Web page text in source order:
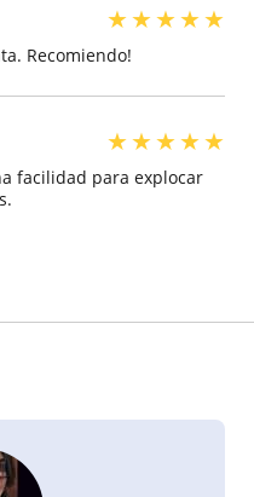
★★★★★
Recomiendo!
★★★★★
facilidad para explocar